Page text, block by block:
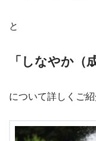
と
「しなやか（
について詳しくご紹